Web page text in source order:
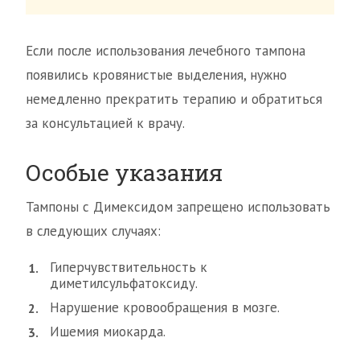
Если после использования лечебного тампона
появились кровянистые выделения, нужно
немедленно прекратить терапию и обратиться
за консультацией к врачу.
Особые указания
Тампоны с Димексидом запрещено использовать
в следующих случаях:
Гиперчувствительность к
диметилсульфатоксиду.
Нарушение кровообращения в мозге.
Ишемия миокарда.